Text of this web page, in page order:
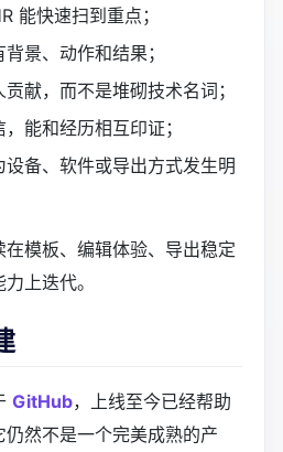
能快速扫到重点；
景、动作和结果；
献，而不是堆砌技术名词；
能和经历相互印证；
备、软件或导出方式发生明
模板、编辑体验、导出稳定
上迭代。
GitHub，上线至今已经帮助
然不是一个完美成熟的产